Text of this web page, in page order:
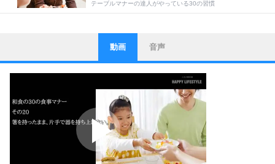
テーブルマナーの達人がやっている30の習慣
1
ストレス対策
他人と比べない。
いっそのこと、他人を見ない。
いらいらしない人になる30の方法
プラス思考
ポジティブになれない原因は、行動しないから。
ポジティブ思考になる30の方法
ストレス対策
動画 音声